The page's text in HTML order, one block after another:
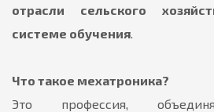
отрасли сельского
системе обучения
Что такое мехатроника?
Это профессия,